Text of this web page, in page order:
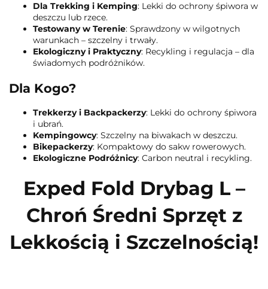
Dla Trekking i Kemping: Lekki do ochrony śpiwora w
deszczu lub rzece.
Testowany w Terenie: Sprawdzony w wilgotnych
warunkach – szczelny i trwały.
Ekologiczny i Praktyczny: Recykling i regulacja – dla
świadomych podróżników.
Dla Kogo?
Trekkerzy i Backpackerzy: Lekki do ochrony śpiwora
i ubrań.
Kempingowcy: Szczelny na biwakach w deszczu.
Bikepackerzy: Kompaktowy do sakw rowerowych.
Ekologiczne Podróżnicy: Carbon neutral i recykling.
Exped Fold Drybag L –
Chroń Średni Sprzęt z
Lekkością i Szczelnością!